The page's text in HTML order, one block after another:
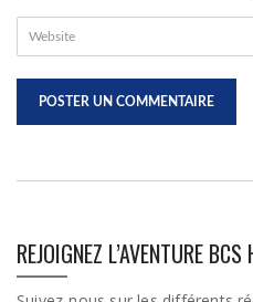
REJOIGNEZ L’AVENTURE